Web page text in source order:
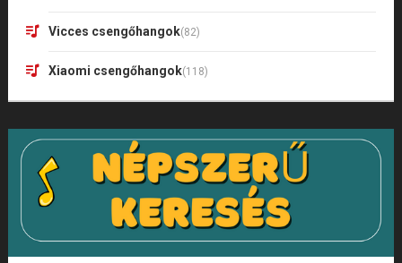
Vicces csengőhangok(82)
Xiaomi csengőhangok(118)